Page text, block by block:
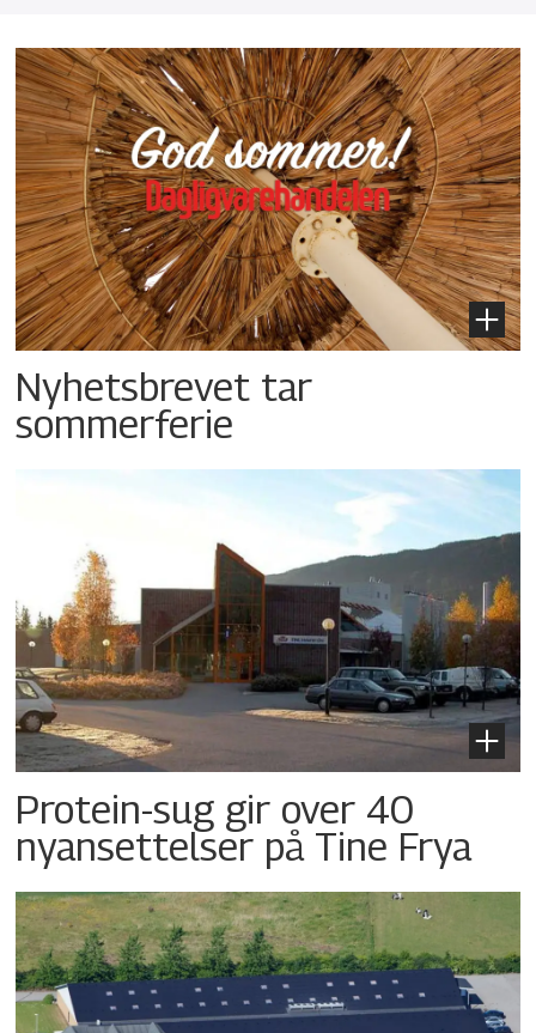
Nyhetsbrevet tar
sommerferie
Protein-sug gir over 40
nyansettelser på Tine Frya